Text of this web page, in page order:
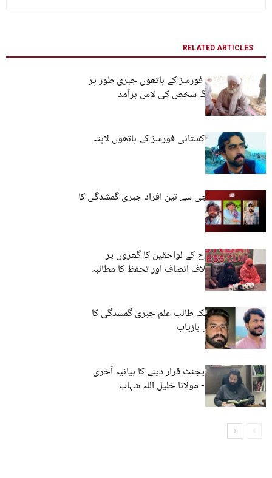
RELATED ARTICLES
لسبیلہ: پاکستانی فورسز کے ہاتھوں جبری طور پر
لاپتا کیے گئے بزرگ شخص کی لاش برآمد
کوئٹہ: نوجوان پاکستانی فورسز کے ہاتھوں لاپتہ
مستونگ اور کراچی سے تین افراد جبری گمشدگی کا
شکار
تربت : ظریف بلوچ کے لواحقین کا گھروں پر
کارروائیوں کے خلاف انصاف اور تحفظ کا مطالبہ
حب، مستونگ: ایک طالب علم جبری گمشدگی کا
شکار، ایک شخص بازیاب
بلوچ کو انڈیا کا ایجنٹ قرار دینے کا بیانیہ آخری
سانسیں لے رہا ہے- مولانا خلیل اللہ شہاب